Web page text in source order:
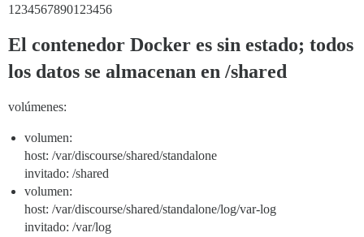
1234567890123456
El contenedor Docker es sin estado; todos
los datos se almacenan en /shared
volúmenes:
volumen:
host: /var/discourse/shared/standalone
invitado: /shared
volumen:
host: /var/discourse/shared/standalone/log/var-log
invitado: /var/log